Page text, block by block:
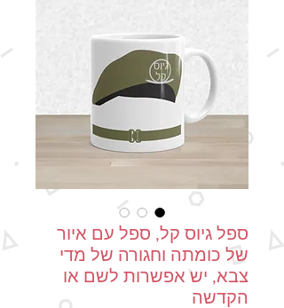
ספל גיוס קל, ספל עם איור
של כומתה וחגורה של מדי
צבא, יש אפשרות לשם או
הקדשה